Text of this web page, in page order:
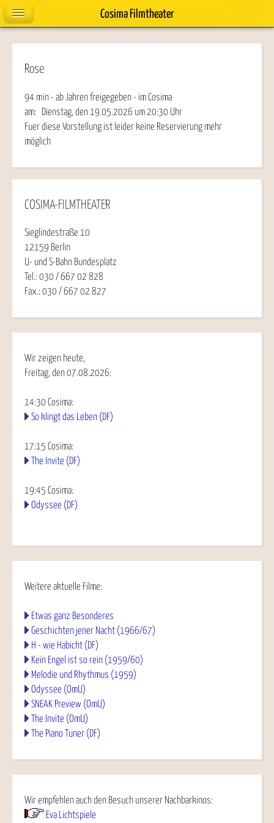
COSIMA-FILMTHEATER
Sieglindestraße 10
12159 Berlin
U- und S-Bahn Bundesplatz
Tel.: 030 / 667 02 828
Fax.: 030 / 667 02 827
Wir zeigen heute,
Freitag, den 07.08.2026:
14:30 Cosima:
So klingt das Leben (DF)
17:15 Cosima:
The Invite (DF)
19:45 Cosima:
Odyssee (DF)
Weitere aktuelle Filme:
Etwas ganz Besonderes
Geschichten jener Nacht (1966/67)
H - wie Habicht (DF)
Kein Engel ist so rein (1959/60)
Melodie und Rhythmus (1959)
Odyssee (OmU)
SNEAK Preview (OmU)
The Invite (OmU)
The Piano Tuner (DF)
Wir empfehlen auch den Besuch unserer Nachbarkinos:
Eva Lichtspiele
Rose
94 min - ab Jahren freigegeben - im Cosima
am:
Dienstag, den 19.05.2026 um 20:30 Uhr
Fuer diese Vorstellung ist leider keine Reservierung mehr
möglich
Cosima Filmtheater